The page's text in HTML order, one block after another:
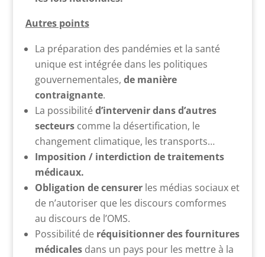
Autres points
La préparation des pandémies et la santé
unique est intégrée dans les politiques
gouvernementales, de manière
contraignante.
La possibilitéd’intervenir dans d’autres
secteurscomme la désertification, le
changement climatique, les transports…
Imposition / interdiction de traitements
médicaux.
Obligation de censurerles médias sociaux et
de n’autoriser que les discours comformes
au discours de l’OMS.
Possibilité de réquisitionner des fournitures
médicalesdans un pays pour les mettre à la